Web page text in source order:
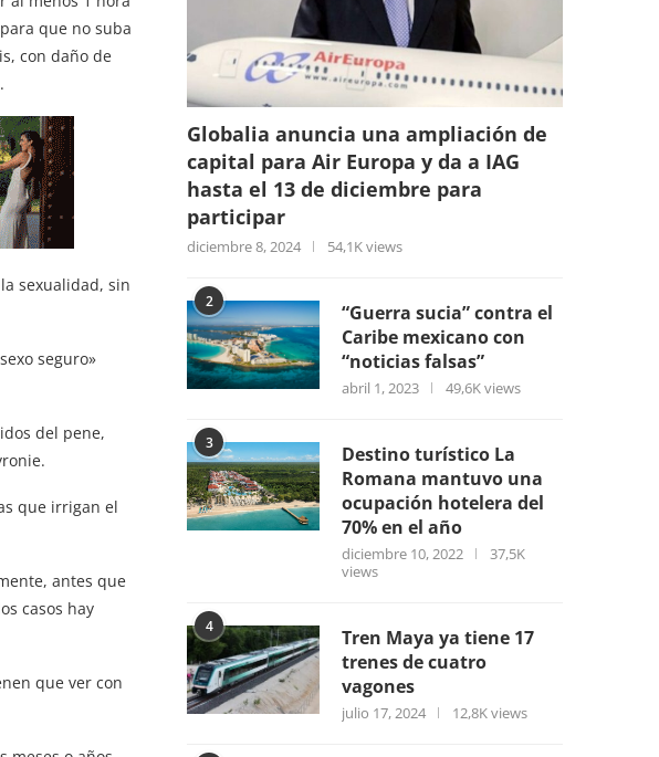
que no suba
con daño de
sexualidad, sin
seguro»
del pene,
que irrigan el
antes que
casos hay
que ver con
Globalia anuncia una ampliación de
capital para Air Europa y da a IAG
hasta el 13 de diciembre para
participar
diciembre 8, 2024 54,1K views
2
“Guerra sucia” contra el
Caribe mexicano con
“noticias falsas”
abril 1, 2023 49,6K views
3
Destino turístico La
Romana mantuvo una
ocupación hotelera del
70% en el año
diciembre 10, 2022
37,5K
views
4
Tren Maya ya tiene 17
trenes de cuatro
vagones
julio 17, 2024 12,8K views